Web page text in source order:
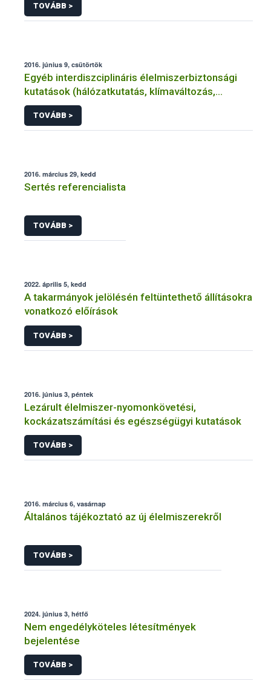
TOVÁBB >
2016. június 9, csütörtök
Egyéb interdiszciplináris élelmiszerbiztonsági
kutatások (hálózatkutatás, klímaváltozás,
járványtan) referencialistája
TOVÁBB >
2016. március 29, kedd
Sertés referencialista
TOVÁBB >
2022. április 5, kedd
A takarmányok jelölésén feltüntethető állításokra
vonatkozó előírások
TOVÁBB >
2016. június 3, péntek
Lezárult élelmiszer-nyomonkövetési,
kockázatszámítási és egészségügyi kutatások
TOVÁBB >
2016. március 6, vasárnap
Általános tájékoztató az új élelmiszerekről
TOVÁBB >
2024. június 3, hétfő
Nem engedélyköteles létesítmények
bejelentése
TOVÁBB >